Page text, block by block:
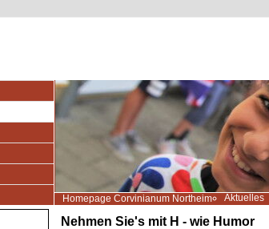
Homepage Corvinianum Northeim Aktuelles
Nehmen Sie's mit H - wie Humor